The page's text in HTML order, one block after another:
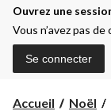
Ouvrez une
Vous n’avez pas de
Se connecter
Accueil Noël